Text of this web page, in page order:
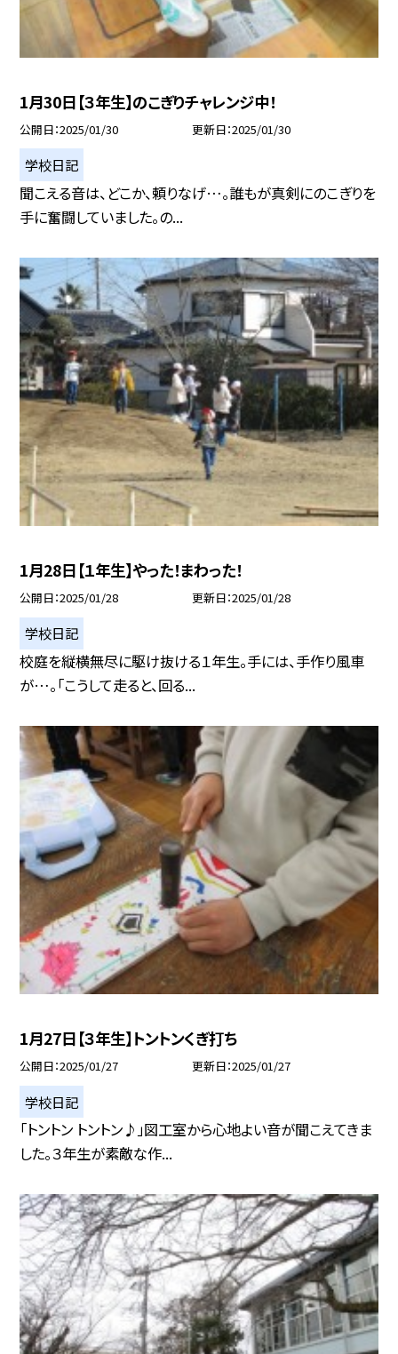
1月30日【３年生】のこぎりチャレンジ中！
公開日 2025/01/30 更新日 2025/01/30
学校日記
聞こえる音は、どこか、頼りなげ…。誰もが真剣にのこぎりを
手に奮闘していました。の...
1月28日【１年生】やった！まわった！
公開日 2025/01/28 更新日 2025/01/28
学校日記
校庭を縦横無尽に駆け抜ける１年生。手には、手作り風車
が…。「こうして走ると、回る...
1月27日【３年生】トントンくぎ打ち
公開日 2025/01/27 更新日 2025/01/27
学校日記
「トントン トントン♪」図工室から心地よい音が聞こえてきま
した。３年生が素敵な作...